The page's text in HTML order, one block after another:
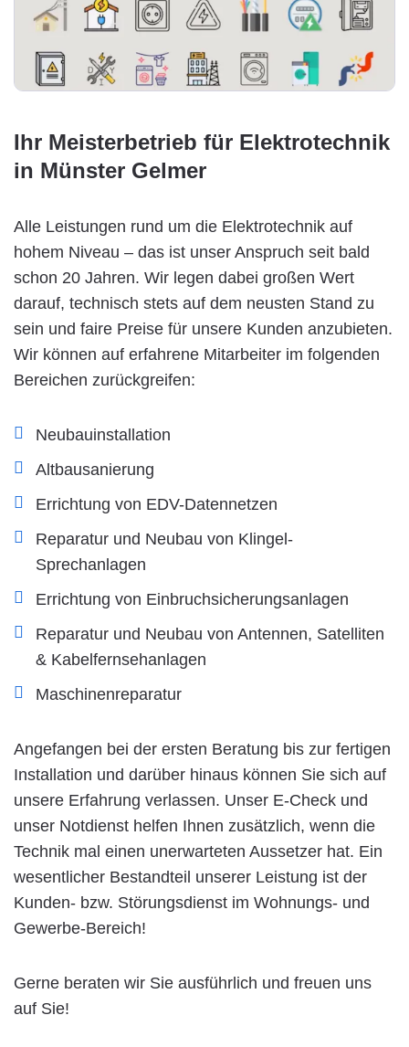
Ihr Meisterbetrieb für Elektrotechnik
in Münster Gelmer
Alle Leistungen rund um die Elektrotechnik auf
hohem Niveau – das ist unser Anspruch seit bald
schon 20 Jahren. Wir legen dabei großen Wert
darauf, technisch stets auf dem neusten Stand zu
sein und faire Preise für unsere Kunden anzubieten.
Wir können auf erfahrene Mitarbeiter im folgenden
Bereichen zurückgreifen:
Neubauinstallation
Altbausanierung
Errichtung von EDV-Datennetzen
Reparatur und Neubau von Klingel-
Sprechanlagen
Errichtung von Einbruchsicherungsanlagen
Reparatur und Neubau von Antennen, Satelliten
& Kabelfernsehanlagen
Maschinenreparatur
Angefangen bei der ersten Beratung bis zur fertigen
Installation und darüber hinaus können Sie sich auf
unsere Erfahrung verlassen. Unser E-Check und
unser Notdienst helfen Ihnen zusätzlich, wenn die
Technik mal einen unerwarteten Aussetzer hat. Ein
wesentlicher Bestandteil unserer Leistung ist der
Kunden- bzw. Störungsdienst im Wohnungs- und
Gewerbe-Bereich!
Gerne beraten wir Sie ausführlich und freuen uns
auf Sie!